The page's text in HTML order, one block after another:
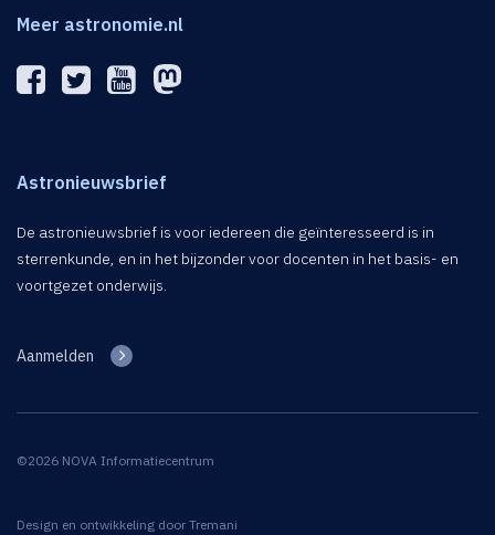
Meer astronomie.nl
Astronieuwsbrief
De astronieuwsbrief is voor iedereen die geïnteresseerd is in
sterrenkunde, en in het bijzonder voor docenten in het basis- en
voortgezet onderwijs.
Aanmelden
©2026 NOVA Informatiecentrum
Design en ontwikkeling door Tremani